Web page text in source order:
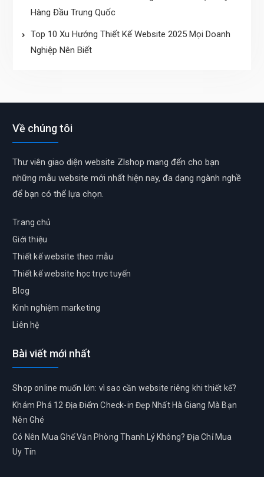
Hàng Đầu Trung Quốc
Top 10 Xu Hướng Thiết Kế Website 2025 Mọi Doanh
Nghiệp Nên Biết
Về chúng tôi
Thư viên giao diện website Zlshop mang đến cho bạn
những mẫu website mới nhất hiện nay, đa dạng ngành nghề
để bạn có thể lựa chọn.
Trang chủ
Giới thiệu
Thiết kế website theo mẫu
Thiết kế website học trực tuyến
Blog
Kinh nghiệm marketing
Liên hệ
Bài viết mới nhất
Shop online muốn lớn: vì sao cần website riêng khi thiết kế?
Khám Phá 12 Địa Điểm Check-in Đẹp Nhất Hà Giang Mà Bạn
Nên Ghé
Có Nên Mua Ghế Văn Phòng Thanh Lý Không? Địa Chỉ Mua
Uy Tín